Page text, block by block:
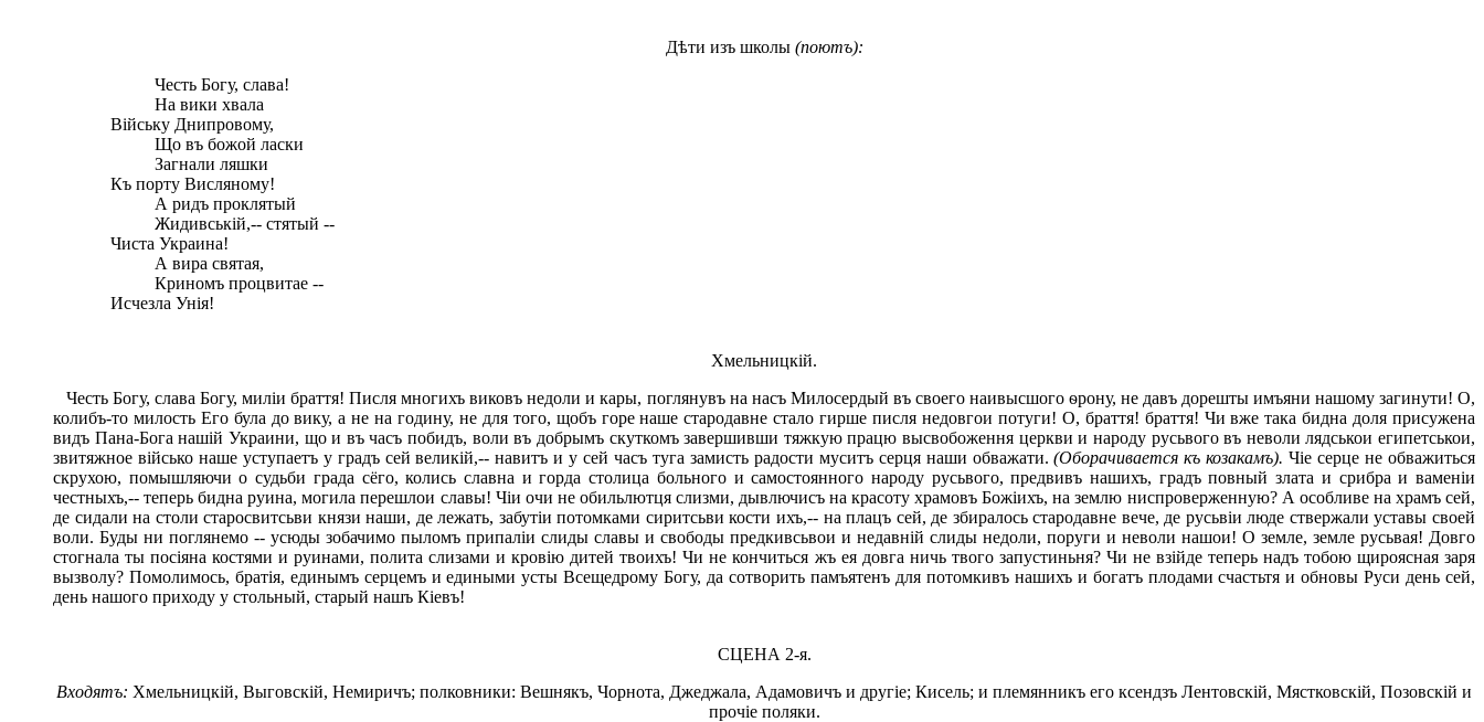
Дѣти изъ школы (поютъ):
Честь Богу, слава!
На вики хвала
Війську Днипровому,
Що въ божой ласки
Загнали ляшки
Къ порту Висляному!
А ридъ проклятый
Жидивській,-- стятый --
Чиста Украина!
А вира святая,
Криномъ процвитае --
Исчезла Унія!
Хмельницкій.
Честь Богу, слава Богу, миліи браття! Писля многихъ виковъ недоли и кары, поглянувъ на насъ Милосердый въ своего наивысшого ѳрону, не давъ дорешты имъяни нашому загинути! О,
колибъ-то милость Его була до вику, а не на годину, не для того, щобъ горе наше стародавне стало гирше писля недовгои потуги! О, браття! браття! Чи вже така бидна доля присужена
видъ Пана-Бога нашій Украини, що и въ часъ побидъ, воли въ добрымъ скуткомъ завершивши тяжкую працю высвобоження церкви и народу русьвого въ неволи лядськои египетськои,
звитяжное військо наше уступаетъ у градъ сей великій,-- навитъ и у сей часъ туга замисть радости муситъ серця наши обважати.(Оборачивается къ козакамъ). Чіе серце не обважиться
скрухою, помышляючи о судьби града сёго, колись славна и горда столица больного и самостоянного народу русьвого, предвивъ нашихъ, градъ повный злата и срибра и ваменіи
честныхъ,-- теперь бидна руина, могила перешлои славы! Чіи очи не обильлютця слизми, дывлючисъ на красоту храмовъ Божіихъ, на землю ниспроверженную? А особливе на храмъ сей,
де сидали на столи старосвитсьви князи наши, де лежать, забутіи потомками сиритсьви кости ихъ,-- на плацъ сей, де збиралось стародавне вече, де русьвіи люде ствержали уставы своей
воли. Буды ни поглянемо -- усюды зобачимо пыломъ припаліи слиды славы и свободы предкивсьвои и недавній слиды недоли, поруги и неволи нашои! О земле, земле русьвая! Довго
стогнала ты посіяна костями и руинами, полита слизами и кровію дитей твоихъ! Чи не кончиться жъ ея довга ничь твого запустиньня? Чи не взійде теперь надъ тобою щироясная заря
вызволу? Помолимось, братія, единымъ серцемъ и едиными усты Всещедрому Богу, да сотворить памъятенъ для потомкивъ нашихъ и богатъ плодами счастьтя и обновы Руси день сей,
день нашого приходу у стольный, старый нашъ Кіевъ!
СЦЕНА 2-я.
Входятъ: Хмельницкій, Выговскій, Немиричъ; полковники: Вешнякъ, Чорнота, Джеджала, Адамовичъ и другіе; Кисель; и племянникъ его ксендзъ Лентовскій, Мястковскій, Позовскій и
прочіе поляки.